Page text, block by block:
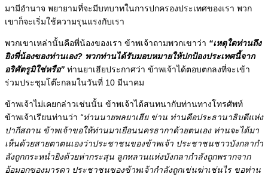
มามีอำนาจ พยายามที่จะมีบทบาทในการปกครองประเทศของเรา พวก
เขาก็จะเริ่มใช้ความรุนแรงกับเรา
พวกเขาเหล่านั้นคือพี่น้องของเรา ข้าพเจ้าถามพวกเขาว่า “เหตุใดท่านถึง
ยิงพี่น้องของท่านเอง? พวกท่านได้รับมอบหมายให้ปกป้องประเทศนี้จาก
อริศัตรูมิใช่หรือ” ท่านยาเฮียประกาศว่า ข้าพเจ้าได้ตอบตกลงที่จะเข้า
ร่วมประชุมโต๊ะกลมในวันที่ 10 มีนาคม
ข้าพเจ้าไม่เคยกล่าวเช่นนั้น ข้าพเจ้าได้สนทนากับท่านทางโทรศัพท์
ข้าพเจ้าเรียนท่านว่า “ท่านนายพลยาเฮีย ข่าน ท่านคือประธานาธิบดีแห่ง
ปากีสถาน ข้าพเจ้าขอให้ท่านมาเยือนนครธากาด้วยตนเอง ท่านจะได้มา
เห็นด้วยสายตาตนเองว่าประชาชนของข้าพเจ้า ประชาชนชาวบังกลากำ
ลังถูกกระหน่ำยิงด้วยห่ากระสุน ลูกหลานแห่งบังกลากำลังถูกพรากจาก
อ้อมอกของมารดา ประชาชนของข้าพเจ้ากำลังถูกเข่นฆ่าเช่นไร ขอท่าน